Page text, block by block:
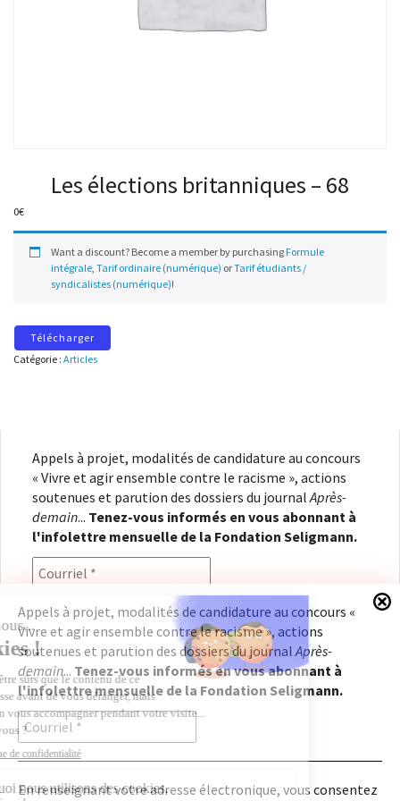
Les élections britanniques – 68
0€
Want a discount? Become a member by purchasing Formule
intégrale, Tarif ordinaire (numérique) orTarif étudiants /
syndicalistes (numérique)!
Télécharger
Catégorie : Articles
Appels à projet, modalités de candidature au concours
« Vivre et agir ensemble contre le racisme », actions
soutenues et parution des dossiers du journal Après-
demain... Tenez-vous informés en vous abonnant à
l'infolettre mensuelle de la Fondation Seligmann.
En renseignant votre adresse électronique, vous
consentez à recevoir l'infolettre de la Fondation
Seligmann, conformément à notrepolitique de
confidentialité. Il vous sera possible de vous
désabonner à tout moment.
Appels à projet, modalités de candidature au concours «
Vivre et agir ensemble contre le racisme », actions
soutenues et parution des dossiers du journalAprès-
demain... Tenez-vous informés en vous abonnant à
l'infolettre mensuelle de la Fondation Seligmann.
En renseignant votre adresse électronique, vous consentez